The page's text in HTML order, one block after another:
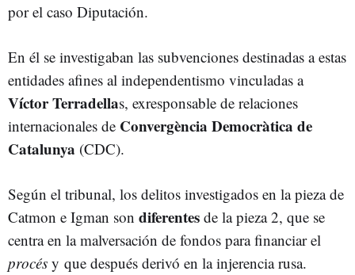
por el caso Diputación.
En él se investigaban las subvenciones destinadas a estas
entidades afines al independentismo vinculadas a
Víctor Terradellas, exresponsable de relaciones
internacionales de Convergència Democràtica de
Catalunya (CDC).
Según el tribunal, los delitos investigados en la pieza de
Catmon e Igman son diferentes de la pieza 2, que se
centra en la malversación de fondos para financiar el
procés y que después derivó en la injerencia rusa.